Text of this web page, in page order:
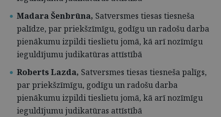
Madara Šenbrūna, Satversmes tiesas tiesneša
palīdze, par priekšzīmīgu, godīgu un radošu darba
pienākumu izpildi tieslietu jomā, kā arī nozīmīgu
ieguldījumu judikatūras attīstībā
Roberts Lazda, Satversmes tiesas tiesneša palīgs,
par priekšzīmīgu, godīgu un radošu darba
pienākumu izpildi tieslietu jomā, kā arī nozīmīgu
ieguldījumu judikatūras attīstībā